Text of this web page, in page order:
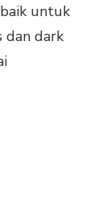
untuk
dan dark